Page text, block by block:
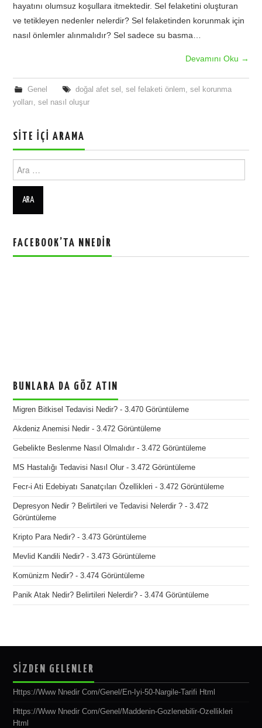
hayatını olumsuz koşullara itmektedir. Sel felaketini oluşturan
ve tetikleyen nedenler nelerdir? Sel felaketinden korunmak için
nasıl önlemler alınmalıdır? Sel sadece su basma…
Devamını Oku →
Genel doğal afet sel sel felaketi önlem
sel korunma
yolları
,sel nasıl oluşur
SITE İÇI ARAMA
Ara:
FACEBOOK’TA NNEDIR
BUNLARA DA GÖZ ATIN
Migren Bitkisel Tedavisi Nedir? - 3.470 Görüntüleme
Akdeniz Anemisi Nedir - 3.472 Görüntüleme
Gebelikte Beslenme Nasıl Olmalıdır - 3.472 Görüntüleme
MS Hastalığı Tedavisi Nasıl Olur - 3.472 Görüntüleme
Fecr-i Ati Edebiyatı Sanatçıları Özellikleri - 3.472 Görüntüleme
Depresyon Nedir ? Belirtileri ve Tedavisi Nelerdir ? - 3.472
Görüntüleme
Kripto Para Nedir? - 3.473 Görüntüleme
Mevlid Kandili Nedir? - 3.473 Görüntüleme
Komünizm Nedir? - 3.474 Görüntüleme
Panik Atak Nedir? Belirtileri Nelerdir? - 3.474 Görüntüleme
SİZDEN GELENLER
Https://www Nnedir Com/genel/en-Iyi-50-Nargile-Tarifi Html
Https://www Nnedir Com/genel/maddenin-Gozlenebilir-Ozellikleri
Html